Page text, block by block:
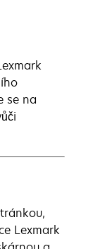
se na
Lexmark